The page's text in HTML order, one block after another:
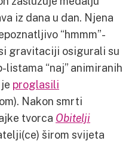
iz dana u dan. Njena
“hmmm”-
gravitaciji osigurali su
“naj” animiranih
proglasili
Nakon smrti
tvorca Obitelji
širom svijeta